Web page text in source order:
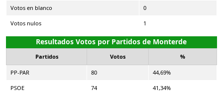
Votos en blanco 0
Votos nulos 1
Resultados Votos por Partidos de Monterde
Partidos Votos %
PP-PAR 80 44,69%
PSOE 74 41,34%